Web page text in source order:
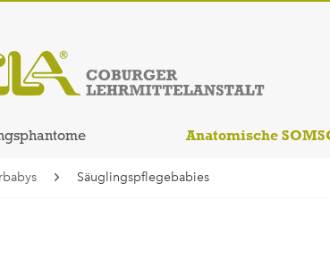
Anatomische
Säuglingspflegebabies